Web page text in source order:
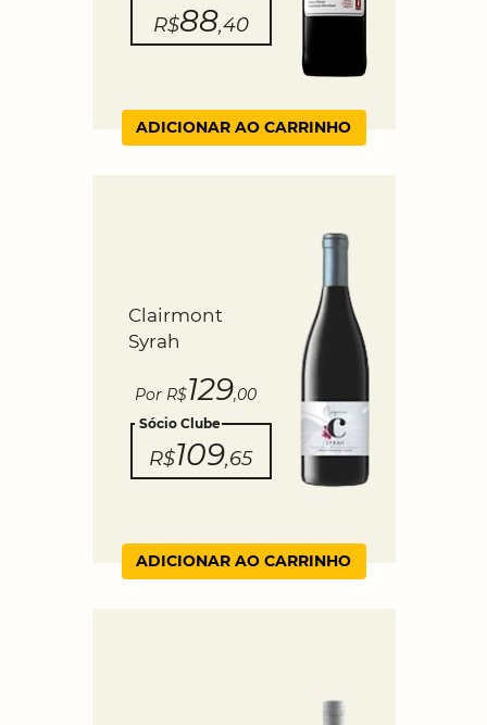
R$88,40
ADICIONAR AO CARRINHO
Clairmont
Syrah
Por R$129,00
Sócio Clube
R$109,65
ADICIONAR AO CARRINHO